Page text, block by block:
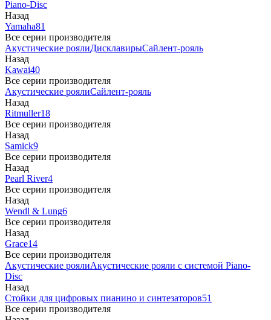
Piano-Disc
Назад
Yamaha81
Все серии производителя
Акустические роялиДисклавирыСайлент-рояль
Назад
Kawai40
Все серии производителя
Акустические роялиСайлент-рояль
Назад
Ritmuller18
Все серии производителя
Назад
Samick9
Все серии производителя
Назад
Pearl River4
Все серии производителя
Назад
Wendl & Lung6
Все серии производителя
Назад
Grace14
Все серии производителя
Акустические роялиАкустические рояли с системой Piano-
Disc
Назад
Стойки для цифровых пианино и синтезаторов51
Все серии производителя